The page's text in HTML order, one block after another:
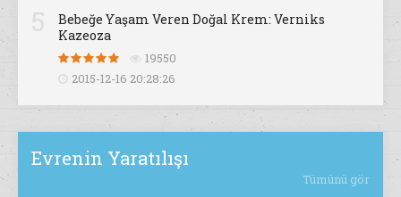
Bebeğe Yaşam Veren Doğal Krem: Verniks
Kazeoza
19550
2015-12-16 20:28:26
Evrenin Yaratılışı
Tümünü gör